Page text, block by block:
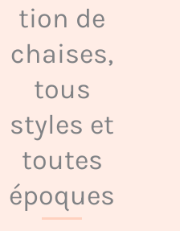
tion de
chaises,
tous
styles et
toutes
époques